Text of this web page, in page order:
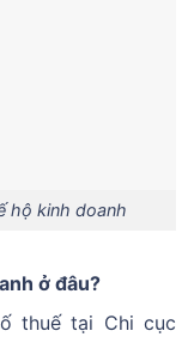
hộ kinh doanh
ở đâu?
thuế tại Chi cục